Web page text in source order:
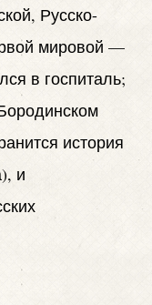
Русско-
мировой —
в госпиталь;
история
и